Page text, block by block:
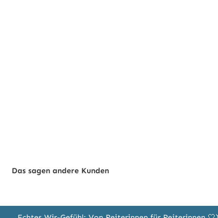
Das sagen andere Kunden